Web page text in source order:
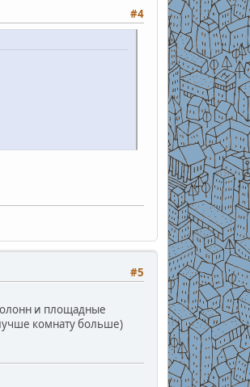
#4
#5
и площадные
комнату больше)